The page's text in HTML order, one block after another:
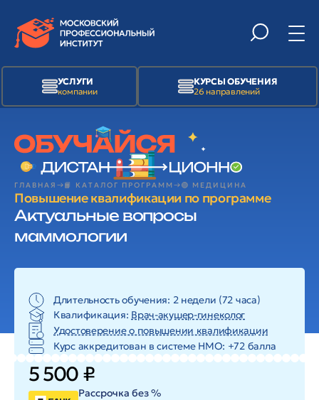
УСЛУГИ
компании
КУРСЫ ОБУЧЕНИЯ
26 направлений
ГЛАВНАЯ 📙 КАТАЛОГ ПРОГРАММ 🟢 МЕДИЦИНА
Повышение квалификации по программе
Актуальные вопросы
маммологии
Длительность обучения: 2 недели (72 часа)
Квалификация: Врач-акушер-гинеколог
Удостоверение о повышении квалификации
Курс аккредитован в системе HMO: +72 балла
5 500 ₽
Рассрочка без %